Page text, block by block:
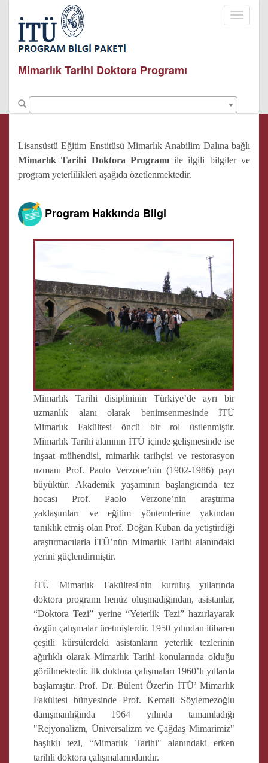
Toggle
Mimarlık Tarihi Doktora Programı
Lisansüstü Eğitim Enstitüsü Mimarlık Anabilim Dalına bağlı
Mimarlık Tarihi Doktora Programıile ilgili bilgiler ve
program yeterlilikleri aşağıda özetlenmektedir.
Program Hakkında Bilgi
Mimarlık Tarihi disiplininin Türkiye’de ayrı bir
uzmanlık alanı olarak benimsenmesinde İTÜ
Mimarlık Fakültesi öncü bir rol üstlenmiştir.
Mimarlık Tarihi alanının İTÜ içinde gelişmesinde ise
inşaat mühendisi, mimarlık tarihçisi ve restorasyon
uzmanı Prof. Paolo Verzone’nin (1902-1986) payı
büyüktür. Akademik yaşamının başlangıcında tez
hocası Prof. Paolo Verzone’nin araştırma
yaklaşımları ve eğitim yöntemlerine yakından
tanıklık etmiş olan Prof. Doğan Kuban da yetiştirdiği
araştırmacılarla İTÜ’nün Mimarlık Tarihi alanındaki
yerini güçlendirmiştir.
İTÜ Mimarlık Fakültesi'nin kuruluş yıllarında
doktora programı henüz oluşmadığından, asistanlar,
“Doktora Tezi” yerine “Yeterlik Tezi” hazırlayarak
özgün çalışmalar üretmişlerdir. 1950 yılından itibaren
çeşitli kürsülerdeki asistanların yeterlik tezlerinin
ağırlıklı olarak Mimarlık Tarihi konularında olduğu
görülmektedir. İlk doktora çalışmaları 1960’lı yıllarda
başlamıştır. Prof. Dr. Bülent Özer'in İTÜ’ Mimarlık
Fakültesi bünyesinde Prof. Kemali Söylemezoğlu
danışmanlığında 1964 yılında tamamladığı
"Rejyonalizm, Üniversalizm ve Çağdaş Mimarimiz"
başlıklı tezi, “Mimarlık Tarihi" alanındaki erken
tarihli doktora çalışmalarındandır.